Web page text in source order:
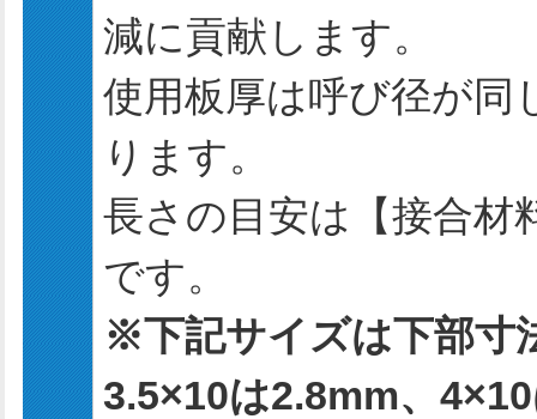
減に貢献します。
使用板厚は呼び径が同
ります。
長さの目安は【接合材
です。
※下記サイズは下部寸
3.5×10は2.8mm、